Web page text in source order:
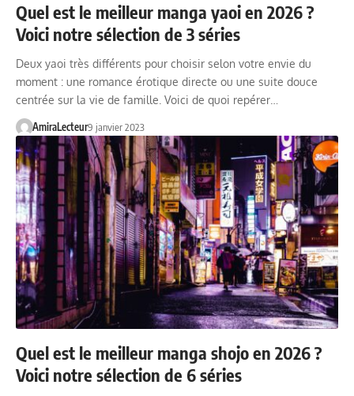
Quel est le meilleur manga yaoi en 2026 ?
Voici notre sélection de 3 séries
Deux yaoi très différents pour choisir selon votre envie du
moment : une romance érotique directe ou une suite douce
centrée sur la vie de famille. Voici de quoi repérer…
AmiraLecteur9 janvier 2023
Quel est le meilleur manga shojo en 2026 ?
Voici notre sélection de 6 séries